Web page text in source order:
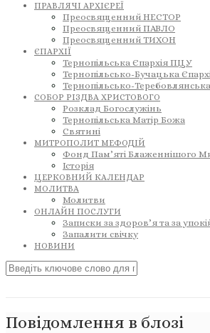
ПРАВЛЯЧІ АРХІЄРЕЇ
Преосвященний НЕСТОР
Преосвященний ПАВЛО
Преосвященний ТИХОН
ЄПАРХІЇ
Тернопільська Єпархія ПЦУ
Тернопільсько-Бучацька
Тернопільсько-
СОБОР РІЗДВА ХРИСТОВОГО
Розклад Богослужінь
Тернопільська Матір Божа
Святині
МИТРОПОЛИТ МЕФОДІЙ
Фонд Пам’яті Блаженнішого
Історія
ЦЕРКОВНИЙ КАЛЕНДАР
МОЛИТВА
Молитви
ОНЛАЙН ПОСЛУГИ
Записки за здоров’я та за
Запалити свічку
НОВИНИ
Повідомлення в блозі